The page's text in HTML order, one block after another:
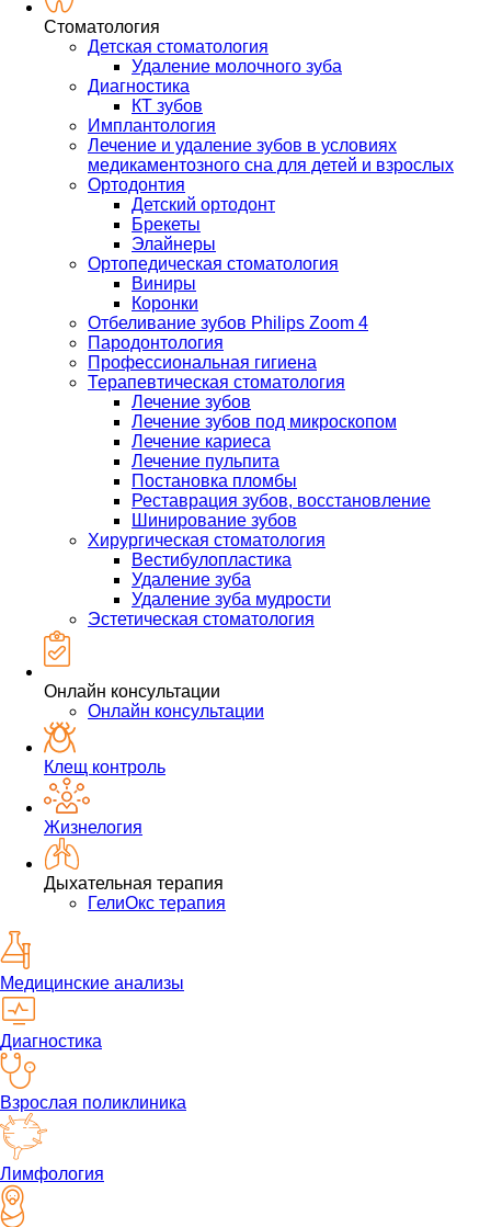
Стоматология
Детская стоматология
Удаление молочного зуба
Диагностика
КТ зубов
Имплантология
Лечение и удаление зубов в условиях
медикаментозного сна для детей и взрослых
Ортодонтия
Детский ортодонт
Брекеты
Элайнеры
Ортопедическая стоматология
Виниры
Коронки
Отбеливание зубов Philips Zoom 4
Пародонтология
Профессиональная гигиена
Терапевтическая стоматология
Лечение зубов
Лечение зубов под микроскопом
Лечение кариеса
Лечение пульпита
Постановка пломбы
Реставрация зубов, восстановление
Шинирование зубов
Хирургическая стоматология
Вестибулопластика
Удаление зуба
Удаление зуба мудрости
Эстетическая стоматология
Онлайн консультации
Онлайн консультации
Клещ контроль
Жизнелогия
Дыхательная терапия
ГелиОкс терапия
Медицинские анализы
Диагностика
Взрослая поликлиника
Лимфология